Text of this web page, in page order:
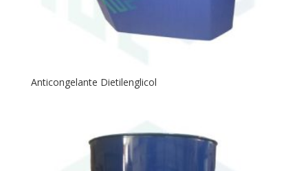
Anticongelante Dietilenglicol